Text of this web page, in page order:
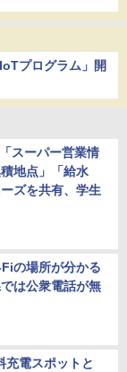
プログラム」開
スーパー営業情
地点」「給水
ズを共有、学生
の場所が分かる
は公衆電話が無
充電スポットと